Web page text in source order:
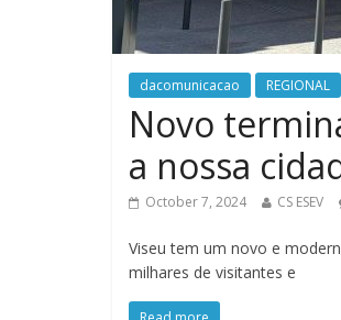
dacomunicacao REGIONAL
Novo
a nossa
October 7, 2024 CS ESEV
Viseu tem um novo e
milhares de visitantes e